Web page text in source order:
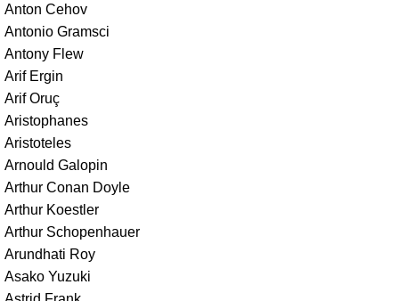
Anton Cehov
Antonio Gramsci
Antony Flew
Arif Ergin
Arif Oruç
Aristophanes
Aristoteles
Arnould Galopin
Arthur Conan Doyle
Arthur Koestler
Arthur Schopenhauer
Arundhati Roy
Asako Yuzuki